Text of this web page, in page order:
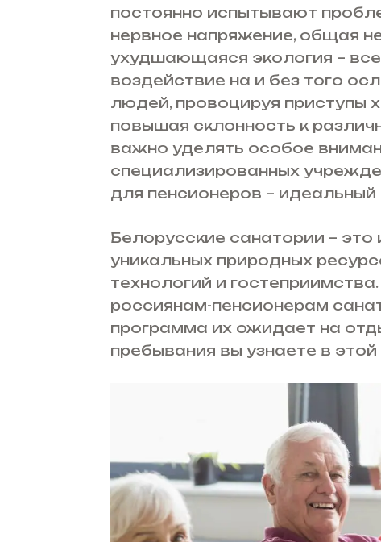
постоянно испытывают
нервное напряжение, общая
ухудшающаяся экология –
воздействие на и без того
людей, провоцируя приступы
повышая склонность к
важно уделять особое
специализированных
для пенсионеров – идеальный
Белорусские санатории –
уникальных природных
технологий и
россиянам-пенсионерам
программа их ожидает на
пребывания вы узнаете в этой